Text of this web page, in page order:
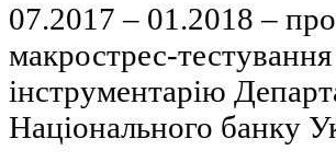
07.2017 – 01.2018 –
макрострес-
інструментарію
Національного банку